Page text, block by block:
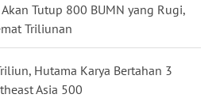
Tutup 800 BUMN yang Rugi,
Triliunan
Hutama Karya Bertahan 3
Asia 500